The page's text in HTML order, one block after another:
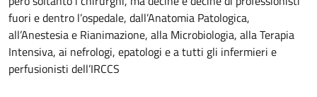
fuori e dentro l’ospedale, dall’Anatomia Patologica,
all’Anestesia e Rianimazione, alla Microbiologia, alla Terapia
Intensiva, ai nefrologi, epatologi e a tutti gli infermieri e
perfusionisti dell’IRCCS